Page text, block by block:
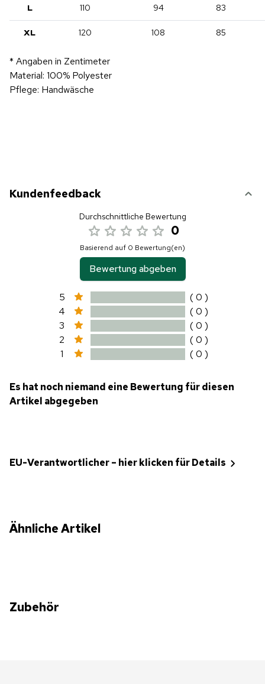
L 110 94 83
XL 120 108 85
* Angaben in Zentimeter
Material: 100% Polyester
Pflege: Handwäsche
Kundenfeedback
Durchschnittliche Bewertung
0
Basierend auf 0 Bewertung(en)
Bewertung abgeben
5
( 0 )
4
( 0 )
3
( 0 )
2
( 0 )
1
( 0 )
Es hat noch niemand eine Bewertung für diesen
Artikel abgegeben
EU-Verantwortlicher – hier klicken für Details
Ähnliche Artikel
Zubehör